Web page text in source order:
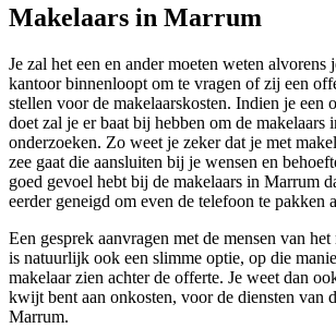
Makelaars in Marrum
Je zal het een en ander moeten weten alvorens
kantoor binnenloopt om te vragen of zij een
stellen voor de makelaarskosten. Indien je een
doet zal je er baat bij hebben om de makelaars
onderzoeken. Zo weet je zeker dat je met
zee gaat die aansluiten bij je wensen en
goed gevoel hebt bij de makelaars in Marrum
eerder geneigd om even de telefoon te pakken
Een gesprek aanvragen met de mensen van
is natuurlijk ook een slimme optie, op die
makelaar zien achter de offerte. Je weet dan
kwijt bent aan onkosten, voor de diensten van
Marrum.